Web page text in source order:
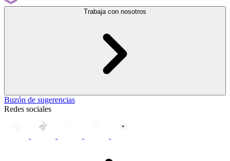
Trabaja con nosotros
Buzón de sugerencias
Redes sociales